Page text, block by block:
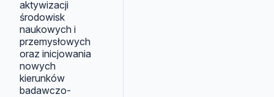
aktywizacji
środowisk
naukowych i
przemysłowych
oraz inicjowania
nowych
kierunków
badawczo-